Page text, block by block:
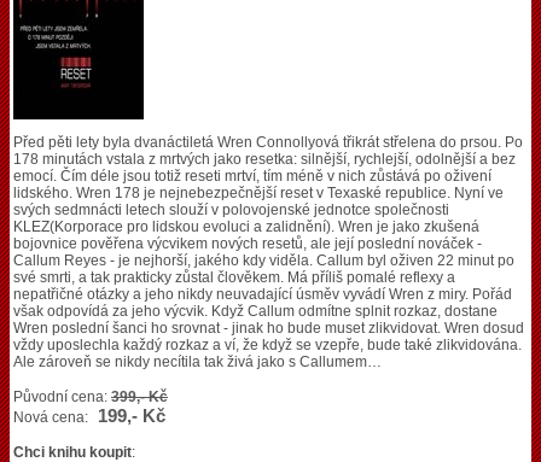
Před pěti lety byla dvanáctiletá Wren Connollyová třikrát střelena do prsou. Po
178 minutách vstala z mrtvých jako resetka: silnější, rychlejší, odolnější a bez
emocí. Čím déle jsou totiž reseti mrtví, tím méně v nich zůstává po oživení
lidského. Wren 178 je nejnebezpečnější reset v Texaské republice. Nyní ve
svých sedmnácti letech slouží v polovojenské jednotce společnosti
KLEZ(Korporace pro lidskou evoluci a zalidnění). Wren je jako zkušená
bojovnice pověřena výcvikem nových resetů, ale její poslední nováček -
Callum Reyes - je nejhorší, jakého kdy viděla. Callum byl oživen 22 minut po
své smrti, a tak prakticky zůstal člověkem. Má příliš pomalé reflexy a
nepatřičné otázky a jeho nikdy neuvadající úsměv vyvádí Wren z miry. Pořád
však odpovídá za jeho výcvik. Když Callum odmítne splnit rozkaz, dostane
Wren poslední šanci ho srovnat - jinak ho bude muset zlikvidovat. Wren dosud
vždy uposlechla každý rozkaz a ví, že když se vzepře, bude také zlikvidována.
Ale zároveň se nikdy necítila tak živá jako s Callumem…
Původní cena: 399,- Kč
Nová cena:
199,- Kč
Chci knihu koupit: